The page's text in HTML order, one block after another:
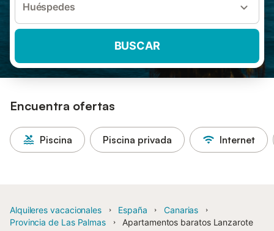
Huéspedes
BUSCAR
Encuentra ofertas
Piscina Piscina privada Internet
Alquileres vacacionales España
Canarias
Provincia de Las Palmas
Apartamentos baratos Lanzarote